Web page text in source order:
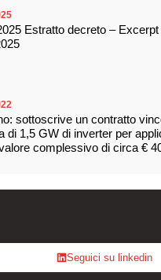
Estratto decreto –
sottoscrive un contratto
di 1,5 GW di inverter per
complessivo di circa €
Seguici su linkedin